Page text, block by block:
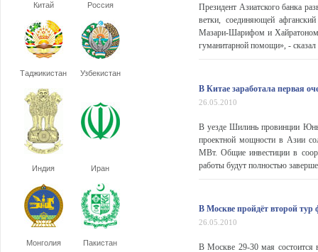
Китай Россия
Таджикистан Узбекистан
Индия Иран
Монголия Пакистан
Президент Азиатского банка
ветки, соединяющей
Мазари-Шарифом и Хайратоном
гуманитарной помощи», -
В Китае заработала первая
26.05.2010
В уезде Шилинь провинции
проектной мощности в Азии
МВт. Общие инвестиции в
работы будут полностью
В Москве пройдёт второй тур
26.05.2010
В Москве 29-30 мая состоится